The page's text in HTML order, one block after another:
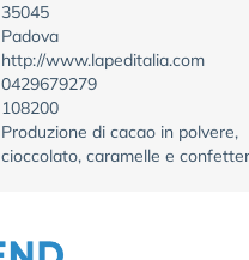
35045
Padova
http://www.lapeditalia.com
0429679279
108200
Produzione di cacao in polvere,
cioccolato, caramelle e